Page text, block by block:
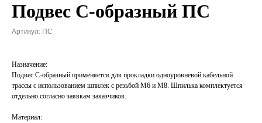
Подвес С-образный ПС
Артикул: ПС
Назначение:
Подвес С-образный применяется для прокладки одноуровневой кабельной
трассы с использованием шпилек с резьбой М6 и М8. Шпилька комплектуется
отдельно согласно заявкам заказчиков.
Материал: